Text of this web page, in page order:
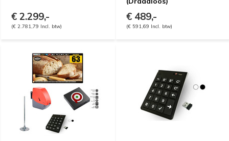
€ 2.299,-
(€ 2.781,79 Incl. btw)
€ 489,-
(€ 591,69 Incl. btw)